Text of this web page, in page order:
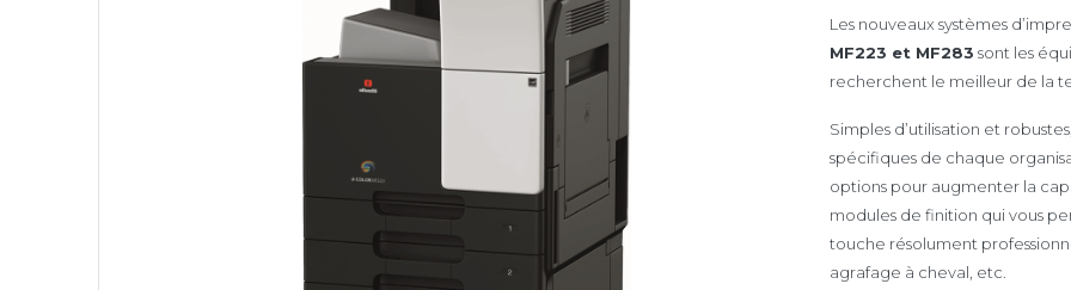
Les nouveaux systèmes
MF223 et MF283 sont les
recherchent le meilleur de la
Simples d’utilisation et
spécifiques de chaque
options pour augmenter la
modules de finition qui vous
touche résolument
agrafage à cheval, etc.